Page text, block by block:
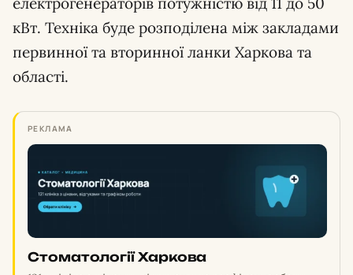
кВт. Техніка буде розподілена між закладами
первинної та вторинної ланки Харкова та
області.
РЕКЛАМА
Стоматології Харкова